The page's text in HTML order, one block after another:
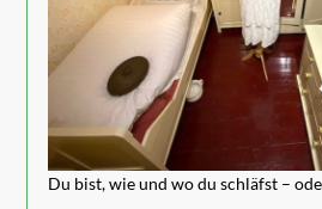
Du bist, wie und wo du schläfst –